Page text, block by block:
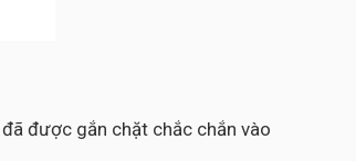
được gắn chặt chắc chắn vào